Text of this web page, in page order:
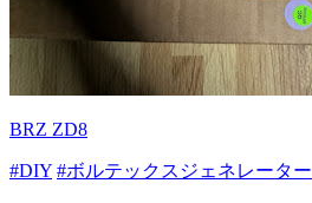
BRZ ZD8
#DIY #ボルテックスジェネレーター